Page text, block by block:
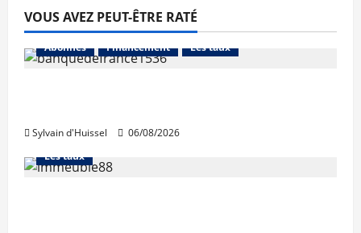
VOUS AVEZ PEUT-ÊTRE RATÉ
Abonnés Financement Les taux
Sylvain d'Huissel 06/08/2026
Abonnés Financement
Les taux